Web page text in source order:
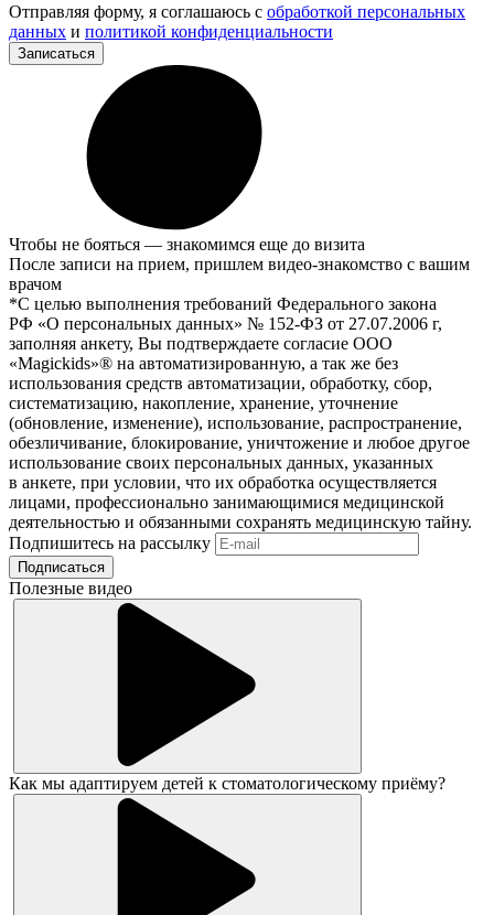
Отправляя форму, я соглашаюсь с обработкой персональных
данных и политикой конфиденциальности
Записаться
Чтобы не бояться — знакомимся еще до визита
После записи на прием, пришлем видео-знакомство с вашим
врачом
*С целью выполнения требований Федерального закона
РФ «О персональных данных» № 152-ФЗ от 27.07.2006 г,
заполняя анкету, Вы подтверждаете согласие ООО
«Magickids»® на автоматизированную, а так же без
использования средств автоматизации, обработку, сбор,
систематизацию, накопление, хранение, уточнение
(обновление, изменение), использование, распространение,
обезличивание, блокирование, уничтожение и любое другое
использование своих персональных данных, указанных
в анкете, при условии, что их обработка осуществляется
лицами, профессионально занимающимися медицинской
деятельностью и обязанными сохранять медицинскую тайну.
Подпишитесь на рассылку
Подписаться
Полезные видео
Как мы адаптируем детей к стоматологическому приёму?